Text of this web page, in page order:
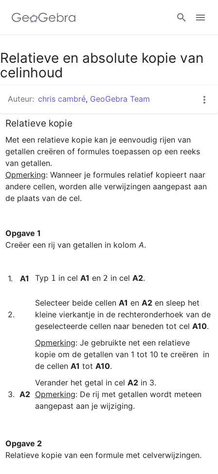
Google Classroom
Relatieve en absolute kopie van
celinhoud
Auteur: chris cambré, GeoGebra Team
Relatieve kopie
Met een relatieve kopie kan je eenvoudig rijen van
getallen creëren of formules toepassen op een reeks
Opmerking: Wanneer je formules relatief kopieert naar
andere cellen, worden alle verwijzingen aangepast aan
de plaats van de cel.
Opgave 1
Creëer een rij van getallen in kolom A.
1.﻿ A1 Typ 1 in cel A1 en 2 in cel A2.
2.﻿
﻿﻿﻿Selecteer beide cellen A1 en A2﻿﻿ en sleep het
kleine vierkantje in de rechteronderhoek van de
geselecteerde cellen naar beneden tot cel A10
Opmerking: Je gebruikte net een relatieve
kopie om de getallen van 1 tot 10 te creëren  in
de cellen A1 tot A10
3. A2
Verander het getal in cel A2
Opmerking: De rij met getallen wordt meteen
aangepast aan je wijziging.
Opgave 2
Relatieve kopie van een formule met celverwijzingen.